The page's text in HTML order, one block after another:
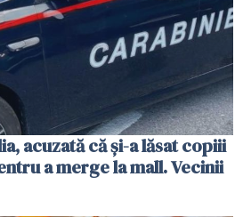
acuzată că și-a lăsat copiii
a merge la mall. Vecinii